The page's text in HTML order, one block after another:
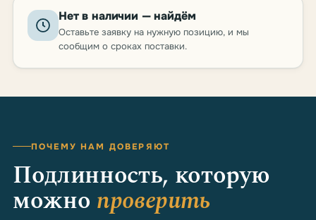
Нет в наличии — найдём
Оставьте заявку на нужную позицию, и мы
сообщим о сроках поставки.
ПОЧЕМУ НАМ ДОВЕРЯЮТ
Подлинность, которую
можно проверить